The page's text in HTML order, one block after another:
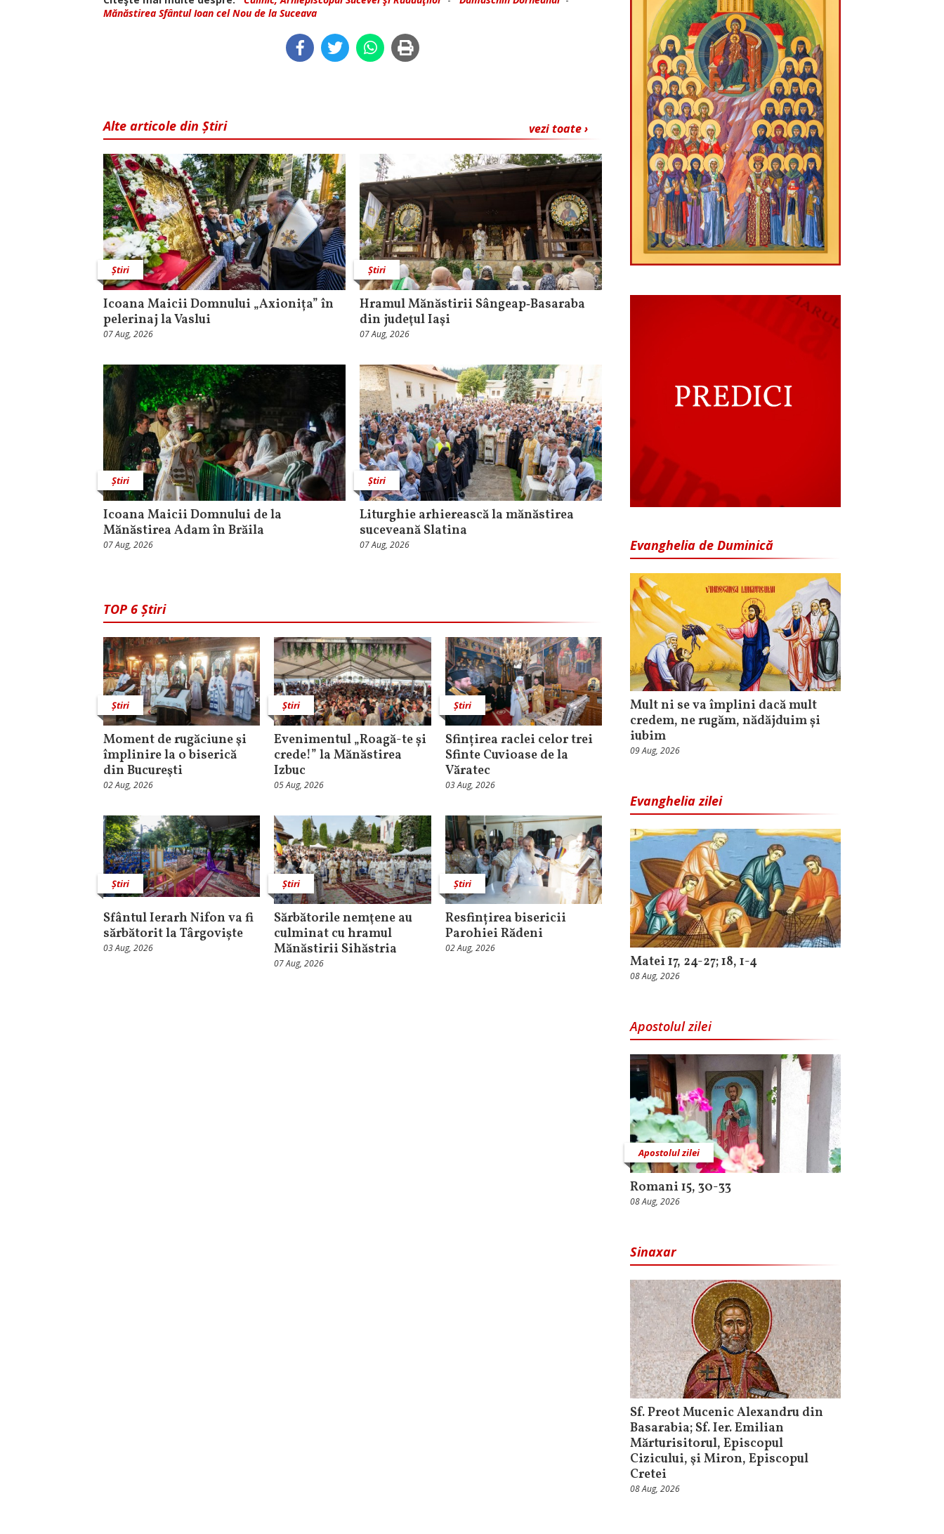
Mănăstirea Sfântul Ioan cel Nou de la Suceava
vezi toate ›
Alte articole din Știri
Știri
Icoana Maicii Domnului „Axionița” în
pelerinaj la Vaslui
07 Aug, 2026
Știri
Hramul Mănăstirii Sângeap‑Basaraba
din judeţul Iaşi
07 Aug, 2026
Știri
Icoana Maicii Domnului de la
Mănăstirea Adam în Brăila
07 Aug, 2026
Știri
Liturghie arhierească la mănăstirea
suceveană Slatina
07 Aug, 2026
TOP 6 Știri
Știri
Moment de rugăciune şi
împlinire la o biserică
din Bucureşti
02 Aug, 2026
Știri
Evenimentul „Roagă-te și
crede!” la Mănăstirea
Izbuc
05 Aug, 2026
Știri
Sfințirea raclei celor trei
Sfinte Cuvioase de la
Văratec
03 Aug, 2026
Știri
Sfântul Ierarh Nifon va fi
sărbătorit la Târgoviște
03 Aug, 2026
Știri
Sărbătorile nemţene au
culminat cu hramul
Mănăstirii Sihăstria
07 Aug, 2026
Știri
Resfințirea bisericii
Parohiei Rădeni
02 Aug, 2026
Evanghelia de Duminică
Mult ni se va împlini dacă mult
credem, ne rugăm, nădăjduim și
iubim
09 Aug, 2026
Evanghelia zilei
Matei 17, 24-27; 18, 1-4
08 Aug, 2026
Apostolul zilei
Apostolul zilei
Romani 15, 30-33
08 Aug, 2026
Sinaxar
Sf. Preot Mucenic Alexandru din
Basarabia; Sf. Ier. Emilian
Mărturisitorul, Episcopul
Cizicului, şi Miron, Episcopul
Cretei
08 Aug, 2026